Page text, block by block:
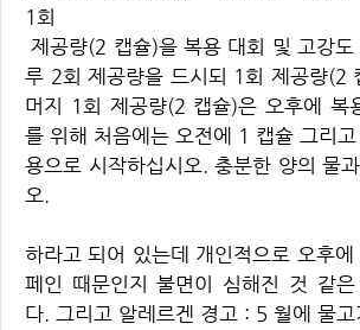
1회
제공량(2 캡슐)을 복용 대회 및 고강
루 2회 제공량을 드시되 1회 제공량(2
머지 1회 제공량(2 캡슐)은 오후에 복
를 위해 처음에는 오전에 1 캡슐 그리
용으로 시작하십시오. 충분한 양의 물
오.
하라고 되어 있는데 개인적으로 오후에 하나 먹었다고 카
페인 때문인지 불면이 심해진 것 같은
다. 그리고 알레르겐 경고 : 5 월에 물